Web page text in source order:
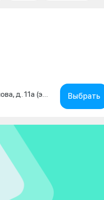
г. Москва, улица Константинова, д. 11а (этаж 3)
Выбрать